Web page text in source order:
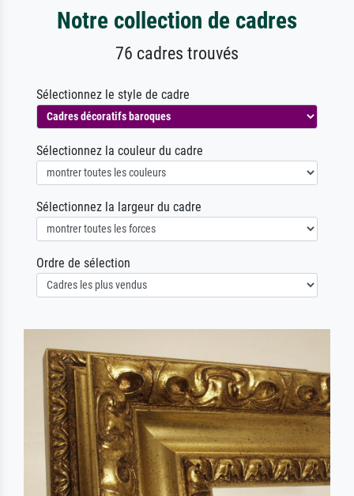
Notre collection de cadres
76 cadres trouvés
Sélectionnez le style de cadre
Sélectionnez la couleur du cadre
Sélectionnez la largeur du cadre
Ordre de sélection